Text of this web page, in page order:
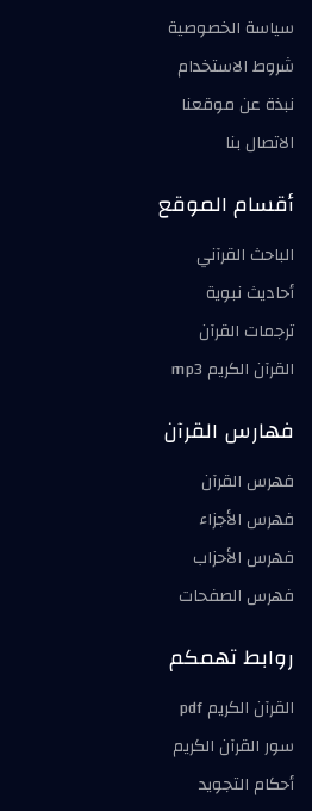
سياسة الخصوصية
شروط الاستخدام
نبذة عن موقعنا
الاتصال بنا
أقسام الموقع
الباحث القرآني
أحاديث نبوية
ترجمات القرآن
القرآن الكريم mp3
فهارس القرآن
فهرس القرآن
فهرس الأجزاء
فهرس الأحزاب
فهرس الصفحات
روابط تهمكم
القرآن الكريم pdf
سور القرآن الكريم
أحكام التجويد